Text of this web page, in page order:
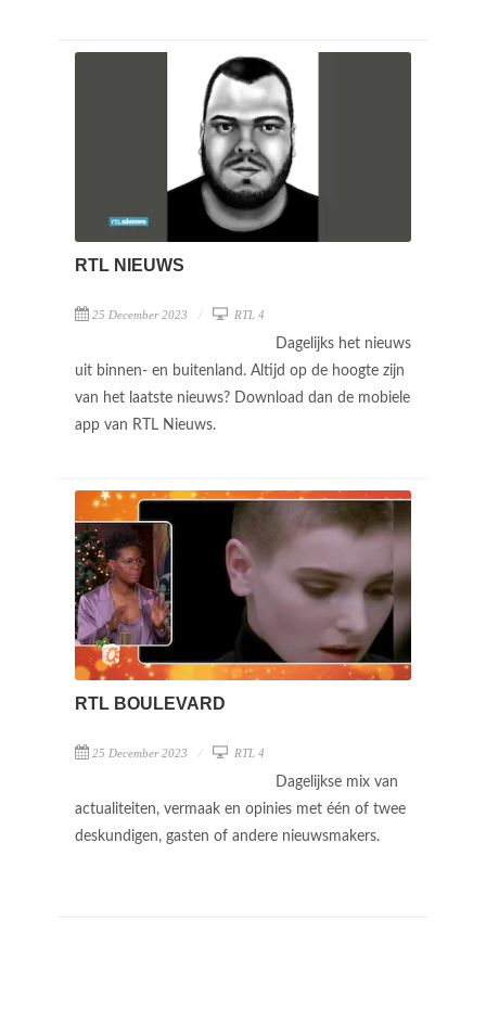
RTL NIEUWS
25 December 2023 RTL 4
Dagelijks het nieuws
uit binnen- en buitenland. Altijd op de hoogte zijn
van het laatste nieuws? Download dan de mobiele
app van RTL Nieuws.
RTL BOULEVARD
25 December 2023 RTL 4
Dagelijkse mix van
actualiteiten, vermaak en opinies met één of twee
deskundigen, gasten of andere nieuwsmakers.